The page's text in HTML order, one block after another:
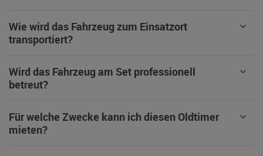
Wie wird das Fahrzeug zum Einsatzort
transportiert?
Wird das Fahrzeug am Set professionell
betreut?
Für welche Zwecke kann ich diesen Oldtimer
mieten?